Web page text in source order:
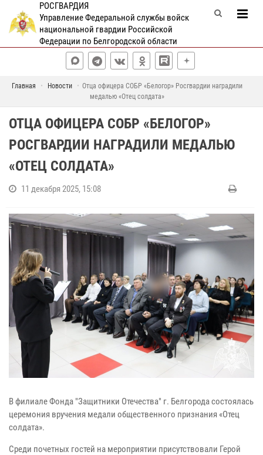
РОСГВАРДИЯ
Управление Федеральной службы войск
национальной гвардии Российской
Федерации по Белгородской области
Главная Новости
Отца офицера СОБР «Белогор» Росгвардии наградили
медалью «Отец солдата»
ОТЦА ОФИЦЕРА СОБР «БЕЛОГОР»
РОСГВАРДИИ НАГРАДИЛИ МЕДАЛЬЮ
«ОТЕЦ СОЛДАТА»
11 декабря 2025, 15:08
В филиале Фонда "Защитники Отечества" г. Белгорода состоялась
церемония вручения медали общественного признания «Отец
солдата».
Среди почетных гостей на мероприятии присутствовали Герой